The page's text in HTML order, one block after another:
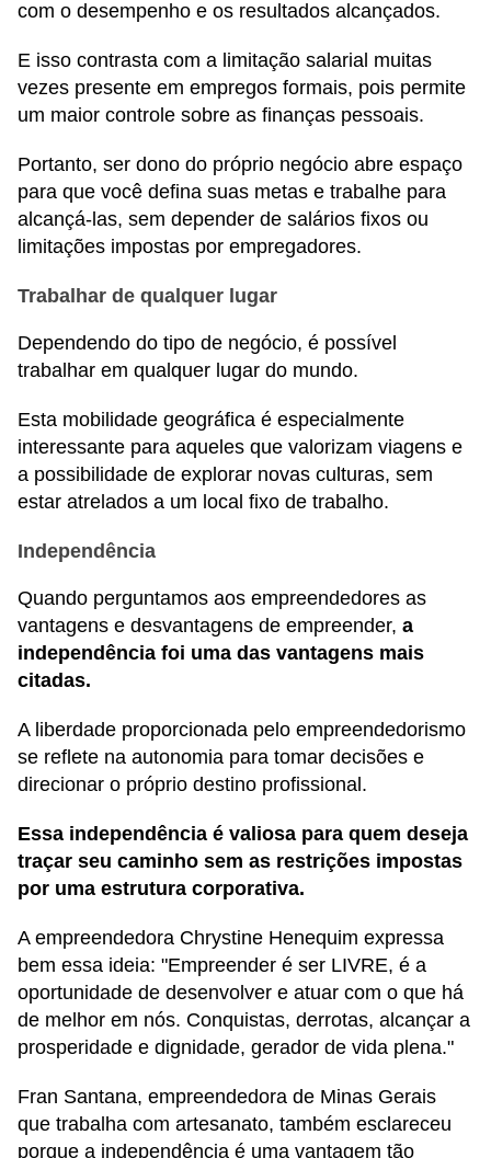
com o desempenho e os resultados alcançados.
E isso contrasta com a limitação salarial muitas
vezes presente em empregos formais, pois permite
um maior controle sobre as finanças pessoais.
Portanto, ser dono do próprio negócio abre espaço
para que você defina suas metas e trabalhe para
alcançá-las, sem depender de salários fixos ou
limitações impostas por empregadores.
Trabalhar de qualquer lugar
Dependendo do tipo de negócio, é possível
trabalhar em qualquer lugar do mundo.
Esta mobilidade geográfica é especialmente
interessante para aqueles que valorizam viagens e
a possibilidade de explorar novas culturas, sem
estar atrelados a um local fixo de trabalho.
Independência
Quando perguntamos aos empreendedores as
vantagens e desvantagens de empreender, a
independência foi uma das vantagens mais
citadas.
A liberdade proporcionada pelo empreendedorismo
se reflete na autonomia para tomar decisões e
direcionar o próprio destino profissional.
Essa independência é valiosa para quem deseja
traçar seu caminho sem as restrições impostas
por uma estrutura corporativa.
A empreendedora Chrystine Henequim expressa
bem essa ideia: "Empreender é ser LIVRE, é a
oportunidade de desenvolver e atuar com o que há
de melhor em nós. Conquistas, derrotas, alcançar a
prosperidade e dignidade, gerador de vida plena."
Fran Santana, empreendedora de Minas Gerais
que trabalha com artesanato, também esclareceu
porque a independência é uma vantagem tão